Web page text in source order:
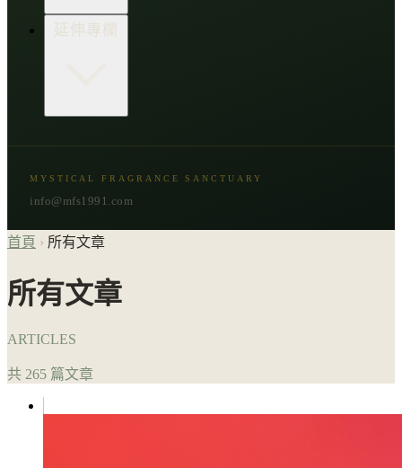
樹脂類
顯化與吸引力
延伸專欄
古文明與神話
節氣與民俗
MYSTICAL FRAGRANCE SANCTUARY
info@mfs1991.com
首頁 › 所有文章
所有文章
ARTICLES
共 265 篇文章